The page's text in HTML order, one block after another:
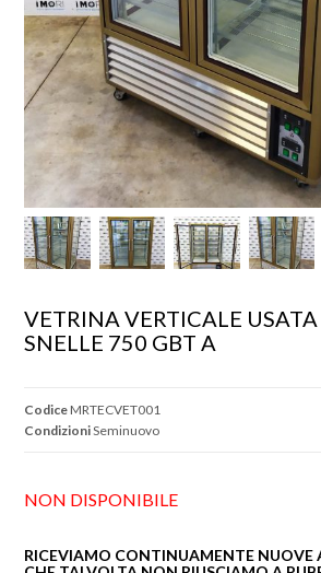
VETRINA VERTICALE
SNELLE 750 GBT A
CodiceMRTECVET001
CondizioniSeminuovo
NON DISPONIBILE
RICEVIAMO CONTINUAMENTE NUOVE